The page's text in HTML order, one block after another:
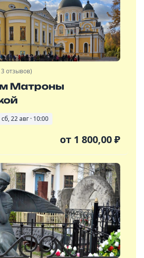
отзывов)
Матроны
сб, 22 авг · 10:00
от 1 800,00₽